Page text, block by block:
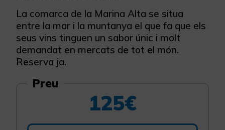
La comarca de la Marina Alta se situa
entre la mar i la muntanya el que fa que els
seus vins tinguen un sabor únic i molt
demandat en mercats de tot el món.
Reserva ja.
Preu
125€